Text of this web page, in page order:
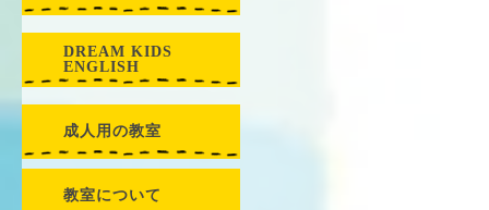
DREAM KIDS
ENGLISH
成人用の教室
教室について